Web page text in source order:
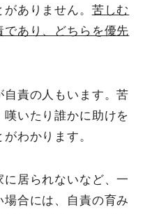
ありません。 苦しむ
あり、どちらを優先
自責の人もいます。苦
いたり誰かに助けを
わかります。
居られないなど、一
合には、自責の育み